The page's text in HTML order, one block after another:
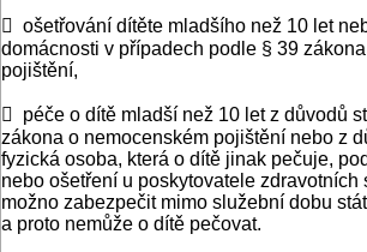
 ošetřování dítěte mladšího než 10 let
domácnosti v případech podle § 39
pojištění,
 péče o dítě mladší než 10 let z důvodů
zákona o nemocenském pojištění nebo z
fyzická osoba, která o dítě jinak pečuje,
nebo ošetření u poskytovatele zdravotních
možno zabezpečit mimo služební dobu
a proto nemůže o dítě pečovat.